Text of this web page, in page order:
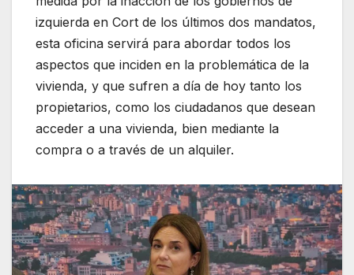
izquierda en Cort de los últimos dos mandatos,
esta oficina servirá para abordar todos los
aspectos que inciden en la problemática de la
vivienda, y que sufren a día de hoy tanto los
propietarios, como los ciudadanos que desean
acceder a una vivienda, bien mediante la
compra o a través de un alquiler.